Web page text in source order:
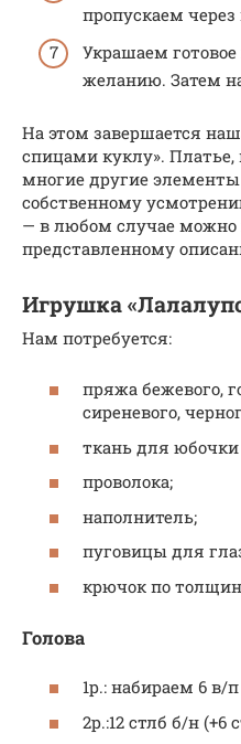
пропускаем через
Украшаем
желанию. Затем
На этом завершается
спицами куклу».
многие другие
собственному
— в любом случае
представленному
Игрушка
Нам потребуется:
пряжа бежевого,
сиреневого,
ткань для
проволока;
наполнитель;
пуговицы для
крючок по
Голова
1р.: набираем 6 в/
2р.:12 стлб б/н (+6